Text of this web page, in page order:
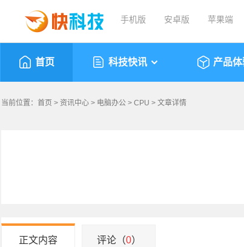
手机版 安卓版 苹果端
首页 科技快讯 产品
当前位置： 首页 > 资讯中心 > 电脑办公 > CPU > 文章详情
正文内容 评论（0）